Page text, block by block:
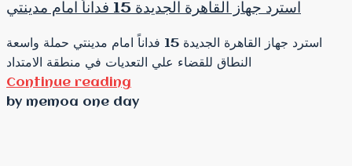
استرد جهاز القاهرة الجديدة 15 فداناً امام مدينتي
استرد جهاز القاهرة الجديدة 15 فداناً امام مدينتي حملة واسعة
النطاق للقضاء علي التعديات في منطقة الامتداد
Continue reading
by memoa one day